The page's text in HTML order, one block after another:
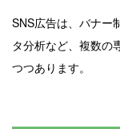
SNS広告は、バナー
タ分析など、複数の
つつあります。